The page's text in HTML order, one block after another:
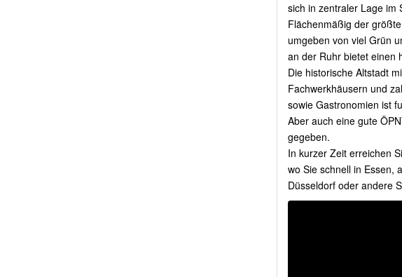
sich in zentraler Lage im
Flächenmäßig der
umgeben von viel Grün
an der Ruhr bietet einen
Die historische Altstadt
Fachwerkhäusern und
sowie Gastronomien ist
Aber auch eine gute
gegeben.
In kurzer Zeit erreichen
wo Sie schnell in Essen,
Düsseldorf oder andere